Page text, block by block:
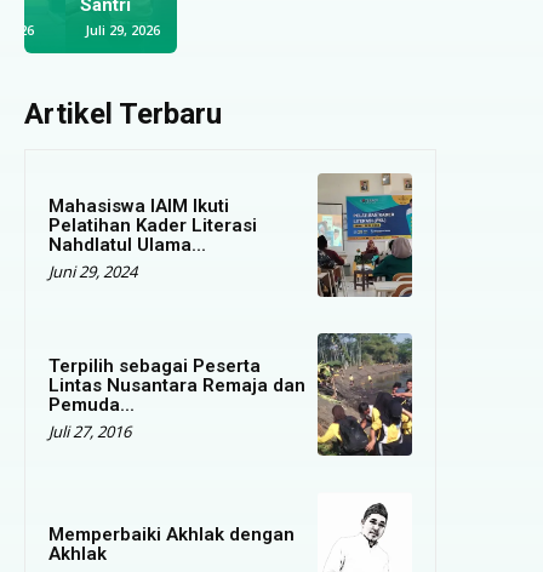
29, 2026 Juli 28, 2026
Artikel Terbaru
Mahasiswa IAIM Ikuti
Pelatihan Kader Literasi
Nahdlatul Ulama...
Juni 29, 2024
Terpilih sebagai Peserta
Lintas Nusantara Remaja dan
Pemuda...
Juli 27, 2016
Memperbaiki Akhlak dengan
Akhlak